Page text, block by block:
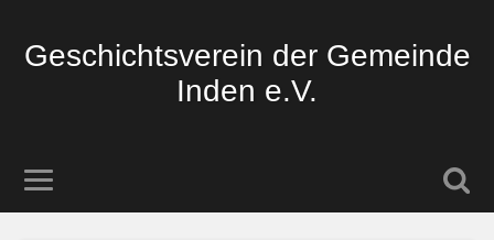
Geschichtsverein der Gemeinde
Inden e.V.